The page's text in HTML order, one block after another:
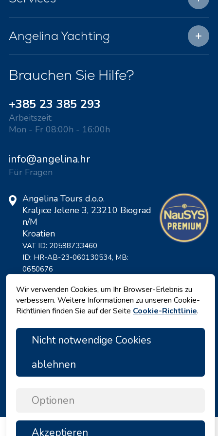
Angelina Yachting
Brauchen Sie Hilfe?
+385 23 385 293
Arbeitszeit:
Mon - Fr 08:00h - 16:00h
info@angelina.hr
Für Fragen
Angelina Tours d.o.o.
Kraljice Jelene 3, 23210 Biograd
n/M
Kroatien
VAT ID: 20598733460
ID: HR-AB-23-060130534, MB:
0650676
Copyright © 2026 by Angelina Tours d.o.o.
Wir verwenden Cookies, um Ihr Browser-Erlebnis zu
verbessern. Weitere Informationen zu unseren Cookie-
Richtlinien finden Sie auf der Seite Cookie-Richtlinie.
Nicht notwendige Cookies
ablehnen
Optionen
Akzeptieren